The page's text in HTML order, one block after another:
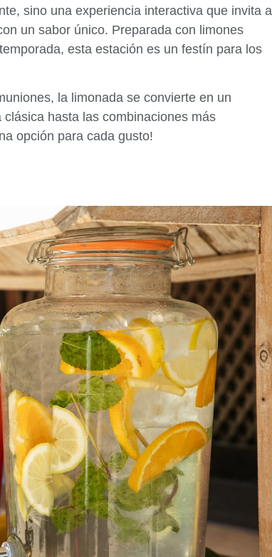
sino una experiencia interactiva que invita a
un sabor único. Preparada con limones
esta estación es un festín para los
la limonada se convierte en un
hasta las combinaciones más
opción para cada gusto!